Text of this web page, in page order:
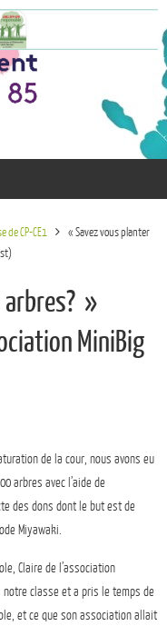
de CP-CE1
« Savez vous planter
arbres? »
MiniBig
de la cour, nous avons eu
arbres avec l’aide de
des dons dont le but est de
Miyawaki.
Claire de l’association
notre classe et a pris le temps de
et ce que son association allait